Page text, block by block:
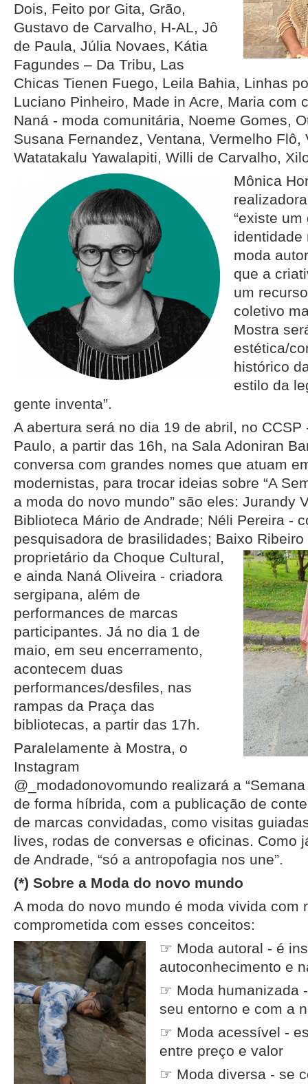
Dois, Feito por Gita, Grão,
Gustavo de Carvalho, H-AL, Jô
de Paula, Júlia Novaes, Kátia
Fagundes – Da Tribu, Las
Chicas Tienen Fuego, Leila Bahia, Linhas
Luciano Pinheiro, Made in Acre, Maria com
Naná - moda comunitária, Noeme Gomes,
Susana Fernandez, Ventana, Vermelho Flô,
Watatakalu Yawalapiti, Willi de Carvalho,
Mônica
“existe
identidade
moda
que a
um
coletivo
Mostra
estética/
histórico
estilo da
gente inventa”.
A abertura será no dia 19 de abril, no CCSP
Paulo, a partir das 16h, na Sala Adoniran
conversa com grandes nomes que atuam
modernistas, para trocar ideias sobre “A
a moda do novo mundo” são eles: Jurandy
Biblioteca Mário de Andrade; Néli Pereira -
pesquisadora de brasilidades; Baixo
proprietário da Choque Cultural,
e ainda Naná Oliveira - criadora
sergipana, além de
performances de marcas
participantes. Já no dia 1 de
maio, em seu encerramento,
acontecem duas
performances/desfiles, nas
rampas da Praça das
bibliotecas, a partir das 17h.
Paralelamente à Mostra, o
Instagram
@_modadonovomundo realizará a
de forma híbrida, com a publicação de
de marcas convidadas, como visitas
lives, rodas de conversas e oficinas. Como
de Andrade, “só a antropofagia nos une”.
(*) Sobre a Moda do novo mundo
A moda do novo mundo é moda vivida com
comprometida com esses conceitos:
☞ Moda autoral - é
autoconhecimento e
☞ Moda humanizada
seu entorno e com a
☞ Moda acessível -
entre preço e valor
☞ Moda diversa - se